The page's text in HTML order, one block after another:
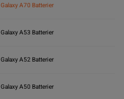
Galaxy A70 Batterier
Galaxy A53 Batterier
Galaxy A52 Batterier
Galaxy A50 Batterier